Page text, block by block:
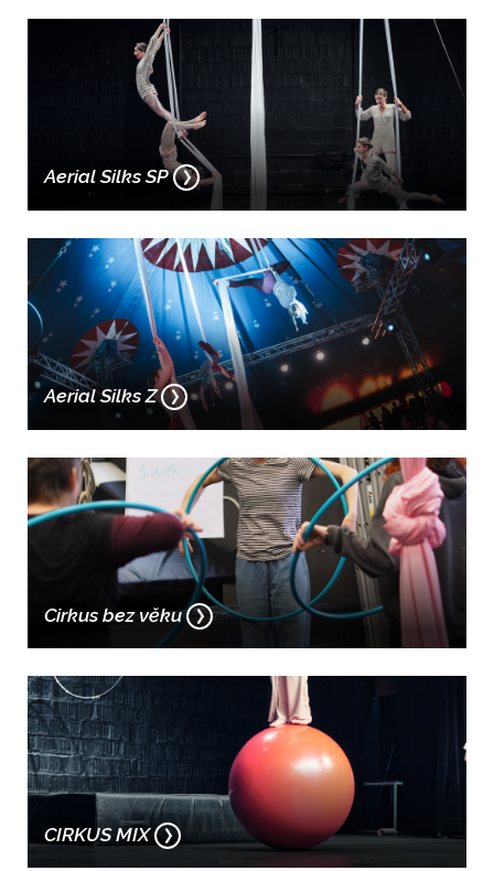
Aerial Silks SP
Aerial Silks Z
Cirkus bez věku
CIRKUS MIX